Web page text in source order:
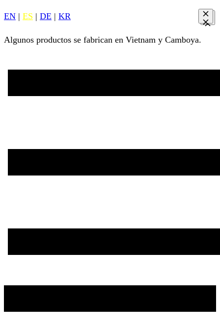
EN | ES | DE | KR
Algunos productos se fabrican en Vietnam y Camboya.